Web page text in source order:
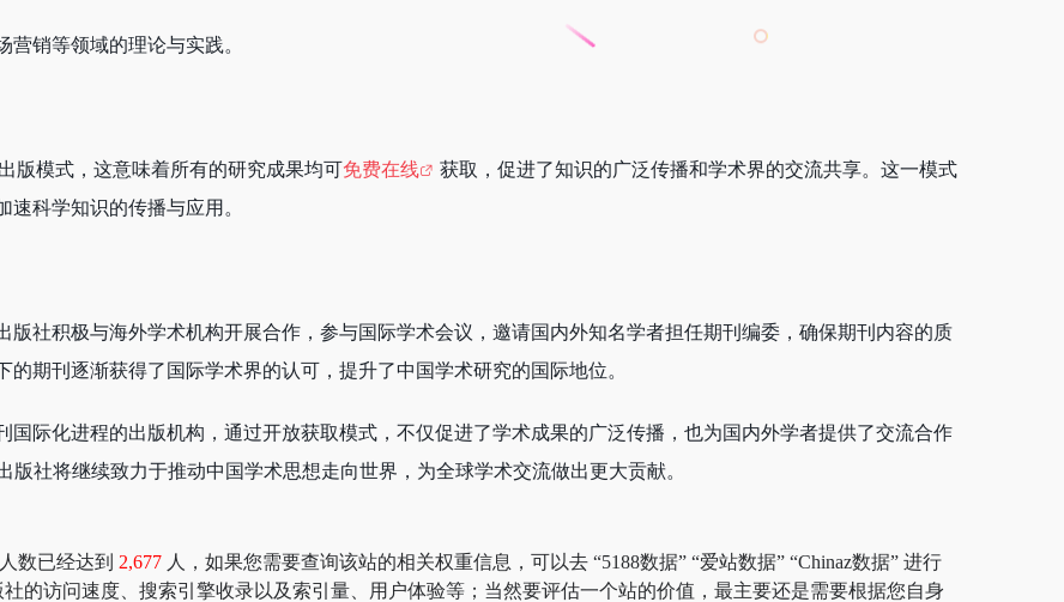
销等领域的理论与实践。
版模式，这意味着所有的研究成果均可免费在线
获取，促进了知识的广泛传播和学术界的交流共享。这一模式
科学知识的传播与应用。
版社积极与海外学术机构开展合作，参与国际学术会议，邀请国内外知名学者担任期刊编委，确保期刊内容的质
期刊逐渐获得了国际学术界的认可，提升了中国学术研究的国际地位。
国际化进程的出版机构，通过开放获取模式，不仅促进了学术成果的广泛传播，也为国内外学者提供了交流合作
版社将继续致力于推动中国学术思想走向世界，为全球学术交流做出更大贡献。
数已经达到 2,677 人，如果您需要查询该站的相关权重信息，可以去 “5188数据” “爱站数据” “Chinaz数据” 进行
的访问速度、搜索引擎收录以及索引量、用户体验等；当然要评估一个站的价值，最主要还是需要根据您自身